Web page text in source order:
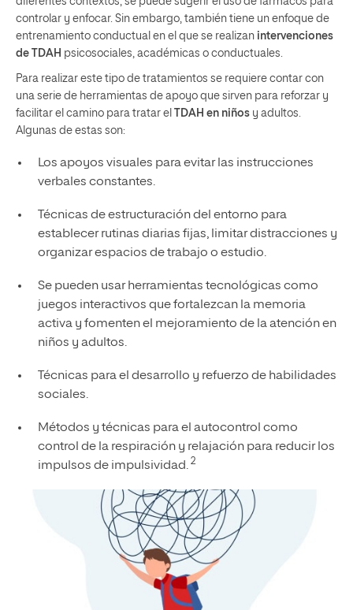
controlar y enfocar. Sin embargo, también tiene un enfoque de
entrenamiento conductual en el que se realizan intervenciones
de TDAH psicosociales, académicas o conductuales.
Para realizar este tipo de tratamientos se requiere contar con
una serie de herramientas de apoyo que sirven para reforzar y
facilitar el camino para tratar el TDAH en niños y adultos.
Algunas de estas son:
Los apoyos visuales para evitar las instrucciones
verbales constantes.
Técnicas de estructuración del entorno para
establecer rutinas diarias fijas, limitar distracciones y
organizar espacios de trabajo o estudio.
Se pueden usar herramientas tecnológicas como
juegos interactivos que fortalezcan la memoria
activa y fomenten el mejoramiento de la atención en
niños y adultos.
Técnicas para el desarrollo y refuerzo de habilidades
sociales.
Métodos y técnicas para el autocontrol como
control de la respiración y relajación para reducir los
impulsos de impulsividad. 2